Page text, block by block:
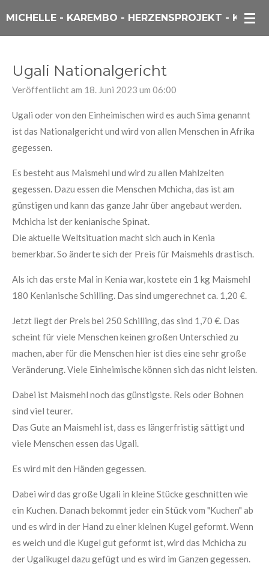
Zum
MICHELLE - KAREMBO - HERZENSPROJEKT - KENIA
Ugali Nationalgericht
Veröffentlicht am 18. Juni 2023 um 06:00
Ugali oder von den Einheimischen wird es auch Sima genannt
ist das Nationalgericht und wird von allen Menschen in Afrika
gegessen.
Es besteht aus Maismehl und wird zu allen Mahlzeiten
gegessen. Dazu essen die Menschen Mchicha, das ist am
günstigen und kann das ganze Jahr über angebaut werden.
Mchicha ist der kenianische Spinat.
Die aktuelle Weltsituation macht sich auch in Kenia
bemerkbar. So änderte sich der Preis für Maismehls drastisch.
Als ich das erste Mal in Kenia war, kostete ein 1 kg Maismehl
180 Kenianische Schilling. Das sind umgerechnet ca. 1,20 €.
Jetzt liegt der Preis bei 250 Schilling, das sind 1,70 €. Das
scheint für viele Menschen keinen großen Unterschied zu
machen, aber für die Menschen hier ist dies eine sehr große
Veränderung. Viele Einheimische können sich das nicht leisten.
Dabei ist Maismehl noch das günstigste. Reis oder Bohnen
sind viel teurer.
Das Gute an Maismehl ist, dass es längerfristig sättigt und
viele Menschen essen das Ugali.
Es wird mit den Händen gegessen.
Dabei wird das großeUgali in kleine Stücke geschnitten wie
ein Kuchen. Danach bekommt jeder ein Stück vom "Kuchen" ab
und es wird in der Hand zu einer kleinen Kugel geformt. Wenn
es weich und die Kugel gut geformt ist, wird das Mchicha zu
derUgalikugel dazu gefügt und es wird im Ganzen gegessen.